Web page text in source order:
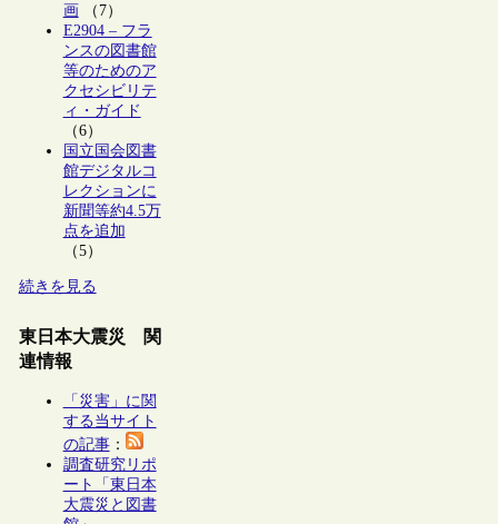
画 （7）
E2904 – フラ
ンスの図書館
等のためのア
クセシビリテ
ィ・ガイド
（6）
国立国会図書
館デジタルコ
レクションに
新聞等約4.5万
点を追加
（5）
続きを見る
東日本大震災 関
連情報
「災害」に関
する当サイト
の記事：
調査研究リポ
ート「東日本
大震災と図書